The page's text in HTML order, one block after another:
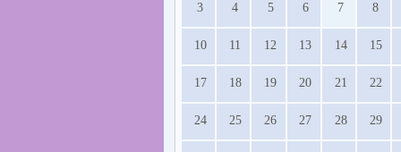
3 4 5 6 7 8
10 11 12 13 14 15
17 18 19 20 21 22
24 25 26 27 28 29